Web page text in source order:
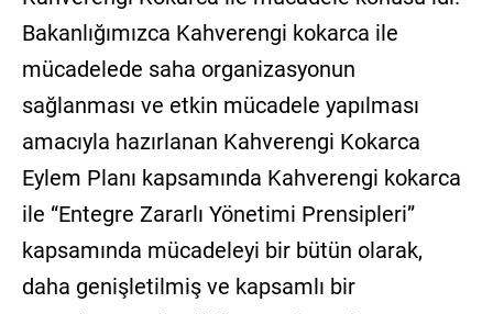
Bakanlığımızca Kahverengi kokarca ile
mücadelede saha organizasyonun
sağlanması ve etkin mücadele yapılması
amacıyla hazırlanan Kahverengi Kokarca
Eylem Planı kapsamında Kahverengi kokarca
ile “Entegre Zararlı Yönetimi Prensipleri”
kapsamında mücadeleyi bir bütün olarak,
daha genişletilmiş ve kapsamlı bir